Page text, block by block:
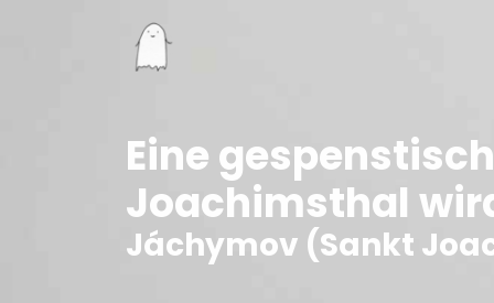
Eine
Joachimsthal
Jáchymov (Sankt